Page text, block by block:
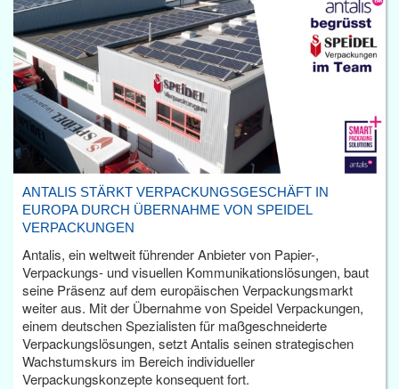
ANTALIS STÄRKT VERPACKUNGSGESCHÄFT IN
EUROPA DURCH ÜBERNAHME VON SPEIDEL
VERPACKUNGEN
Antalis, ein weltweit führender Anbieter von Papier-,
Verpackungs- und visuellen Kommunikationslösungen, baut
seine Präsenz auf dem europäischen Verpackungsmarkt
weiter aus. Mit der Übernahme von Speidel Verpackungen,
einem deutschen Spezialisten für maßgeschneiderte
Verpackungslösungen, setzt Antalis seinen strategischen
Wachstumskurs im Bereich individueller
Verpackungskonzepte konsequent fort.